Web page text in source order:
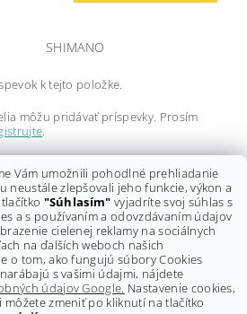
SHIMANO
k tejto položke.
môžu pridávať príspevky. Prosím
.
môžu pridávať hodnotenie. Prosím
Vám umožnili pohodlné prehliadanie
neustále zlepšovali jeho funkcie, výkon a
"Súhlasím" vyjadríte svoj súhlas s
a s používaním a odovzdávaním údajov
cielenej reklamy na sociálnych
na ďalších weboch našich
o tom, ako fungujú súbory Cookies
s vašimi údajmi, nájdete
údajov Google. Nastavenie cookies,
môžete zmeniť po kliknutí na tlačítko